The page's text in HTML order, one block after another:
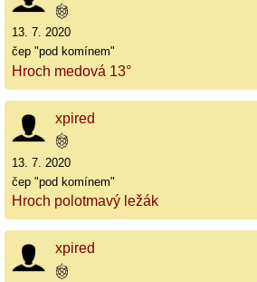
13. 7. 2020
čep "pod komínem"
Hroch medová 13°
xpired
13. 7. 2020
čep "pod komínem"
Hroch polotmavý ležák
xpired